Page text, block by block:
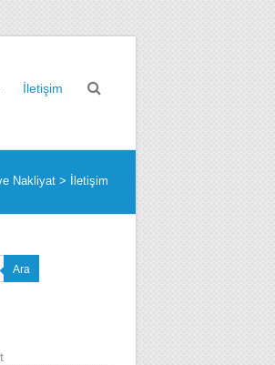
İletişim
Nakliyat > İletişim
Ara